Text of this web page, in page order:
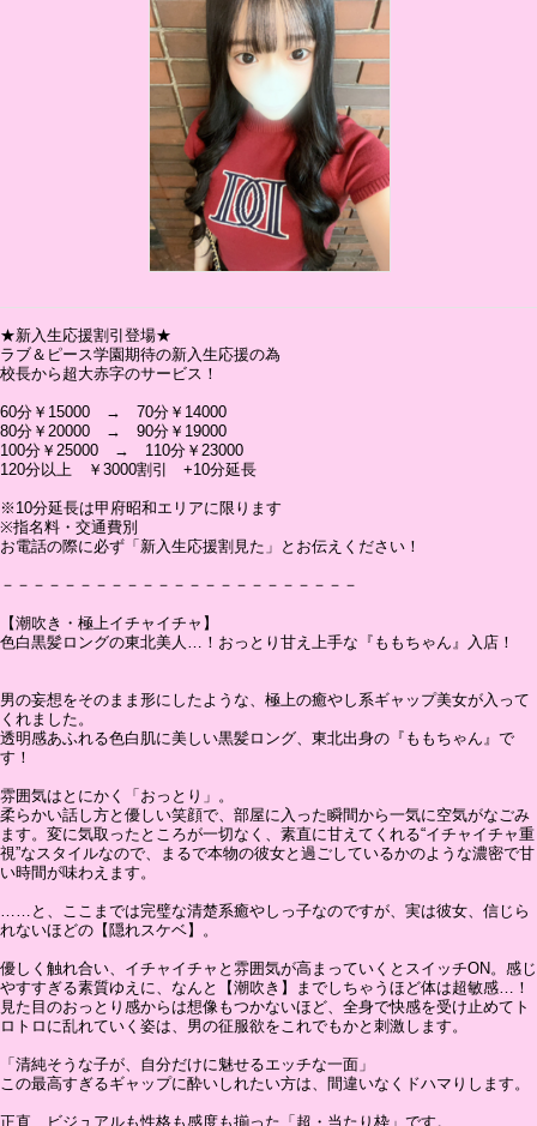
★新入生応援割引登場★
ラブ＆ピース学園期待の新入生応援の為
校長から超大赤字のサービス！
60分￥15000 → 70分￥14000
80分￥20000 → 90分￥19000
100分￥25000 → 110分￥23000
120分以上 ￥3000割引 +10分延長
※10分延長は甲府昭和エリアに限ります
※指名料・交通費別
お電話の際に必ず「新入生応援割見た」とお伝えください！
－－－－－－－－－－－－－－－－－－－－－－－
【潮吹き・極上イチャイチャ】
色白黒髪ロングの東北美人…！おっとり甘え上手な『ももちゃん』入店！
男の妄想をそのまま形にしたような、極上の癒やし系ギャップ美女が入って
くれました。
透明感あふれる色白肌に美しい黒髪ロング、東北出身の『ももちゃん』で
す！
雰囲気はとにかく「おっとり」。
柔らかい話し方と優しい笑顔で、部屋に入った瞬間から一気に空気がなごみ
ます。変に気取ったところが一切なく、素直に甘えてくれる“イチャイチャ重
視”なスタイルなので、まるで本物の彼女と過ごしているかのような濃密で甘
い時間が味わえます。
……と、ここまでは完璧な清楚系癒やしっ子なのですが、実は彼女、信じら
れないほどの【隠れスケベ】。
優しく触れ合い、イチャイチャと雰囲気が高まっていくとスイッチON。感じ
やすすぎる素質ゆえに、なんと【潮吹き】までしちゃうほど体は超敏感…！
見た目のおっとり感からは想像もつかないほど、全身で快感を受け止めてト
ロトロに乱れていく姿は、男の征服欲をこれでもかと刺激します。
「清純そうな子が、自分だけに魅せるエッチな一面」
この最高すぎるギャップに酔いしれたい方は、間違いなくドハマりします。
正直、ビジュアルも性格も感度も揃った「超・当たり枠」です。